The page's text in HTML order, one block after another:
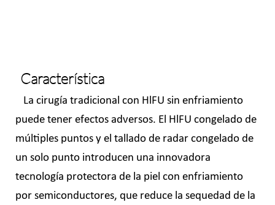
Característica
La cirugía tradicional con HlFU sin enfriamiento
puede tener efectos adversos. El HlFU congelado de
múltiples puntos y el tallado de radar congelado de
un solo punto introducen una innovadora
tecnología protectora de la piel con enfriamiento
por semiconductores, que reduce la sequedad de la